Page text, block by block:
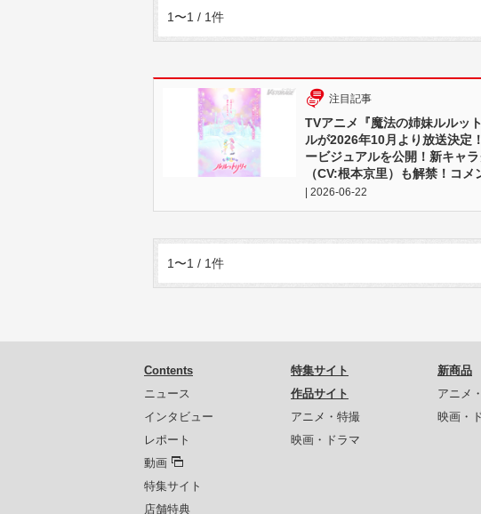
1〜1 / 1件
注目記事
TVアニメ『魔法の姉妹ルルッ
ルが2026年10月より放送決定
ービジュアルを公開！新キャ
（CV:根本京里）も解禁！コメ
| 2026-06-22
1〜1 / 1件
Contents
ニュース
インタビュー
レポート
動画
特集サイト
店舗特典
特集サイト
作品サイト
アニメ・特撮
映画・ドラマ
新商品
アニメ
映画・